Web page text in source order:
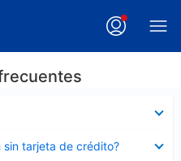
sin tarjeta de crédito?